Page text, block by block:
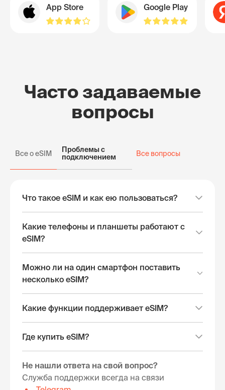
App Store Google Play
Часто задаваемые
вопросы
Все о eSIM
Проблемы с
подключением
Все вопросы
Что такое eSIM и как ею пользоваться?
Какие телефоны и планшеты работают с
eSIM?
Можно ли на один смартфон поставить
несколько eSIM?
Какие функции поддерживает eSIM?
Где купить eSIM?
Не нашли ответа на свой вопрос?
Служба поддержки всегда на связи